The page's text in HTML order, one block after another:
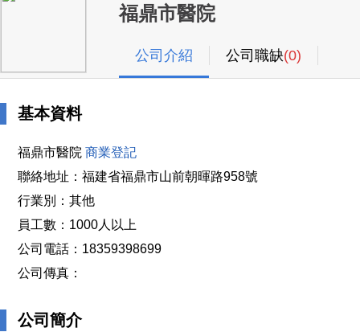
福鼎市醫院
公司介紹 公司職缺(0)
基本資料
福鼎市醫院 商業登記
聯絡地址：福建省福鼎市山前朝暉路958號
行業別：其他
員工數：1000人以上
公司電話：18359398699
公司傳真：
公司簡介